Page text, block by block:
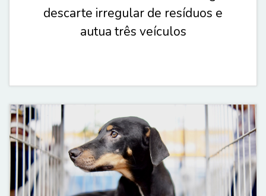
descarte irregular de resíduos e
autua três veículos